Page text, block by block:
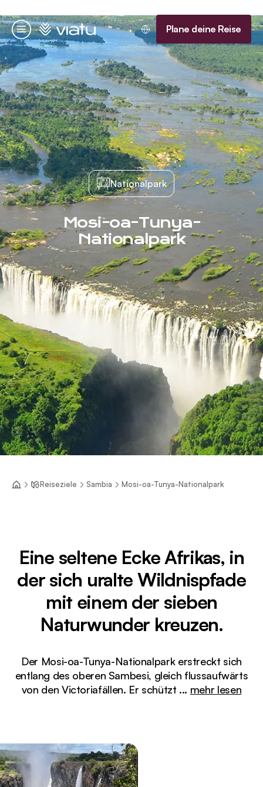
Menü
Startseite Plane deine Reise
Nationalpark
Mosi-oa-Tunya-
Nationalpark
Reiseziele Sambia Mosi-oa-Tunya-Nationalpark
Eine seltene Ecke Afrikas, in
der sich uralte Wildnispfade
mit einem der sieben
Naturwunder kreuzen.
Der Mosi-oa-Tunya-Nationalpark erstreckt sich
entlang des oberen Sambesi, gleich flussaufwärts
von den Victoriafällen. Er schützt ... mehr lesen